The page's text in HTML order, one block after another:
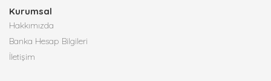
Kurumsal
Hakkımızda
Banka Hesap Bilgileri
İletişim